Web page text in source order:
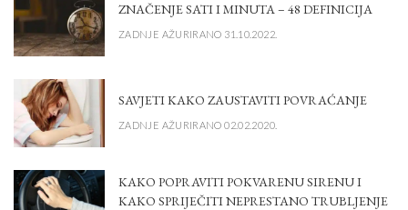
ZNAČENJE SATI I MINUTA – 48 DEFINICIJA
ZADNJE AŽURIRANO 31.10.2022.
SAVJETI KAKO ZAUSTAVITI POVRAĆANJE
ZADNJE AŽURIRANO 02.02.2020.
KAKO POPRAVITI POKVARENU SIRENU I
KAKO SPRIJEČITI NEPRESTANO TRUBLJENJE